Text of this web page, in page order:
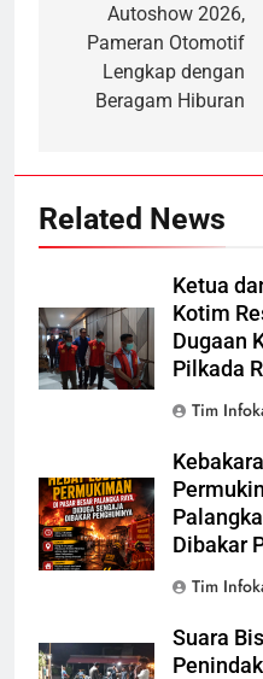
Autoshow 2026,
Pameran Otomotif
Lengkap dengan
Beragam Hiburan
Related News
Ketua
Kotim
Dugaan
Pilkada
Tim
Dibakar
Tim
Suara